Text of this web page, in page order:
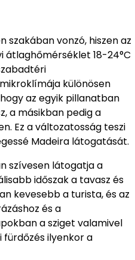
szakában vonzó, hiszen az
átlaghőmérséklet 18-24°C
különösen
az egyik pillanatban
a másikban pedig a
Ez a változatosság teszi
Madeira látogatását.
szívesen látogatja a
időszak a tavasz és
kevesebb a turista, és az
és a
a sziget valamivel
ilyenkor a